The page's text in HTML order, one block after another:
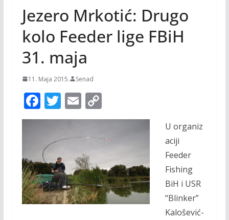
Jezero Mrkotić: Drugo
kolo Feeder lige FBiH
31. maja
11. Maja 2015. Senad
F
ac
e
b
o
o
k
T
w
itt
er
E
m
ai
l
C
o
p
y
Li
n
k
U organiz
aciji
Feeder
Fishing
BiH i USR
“Blinker”
Kalošević-